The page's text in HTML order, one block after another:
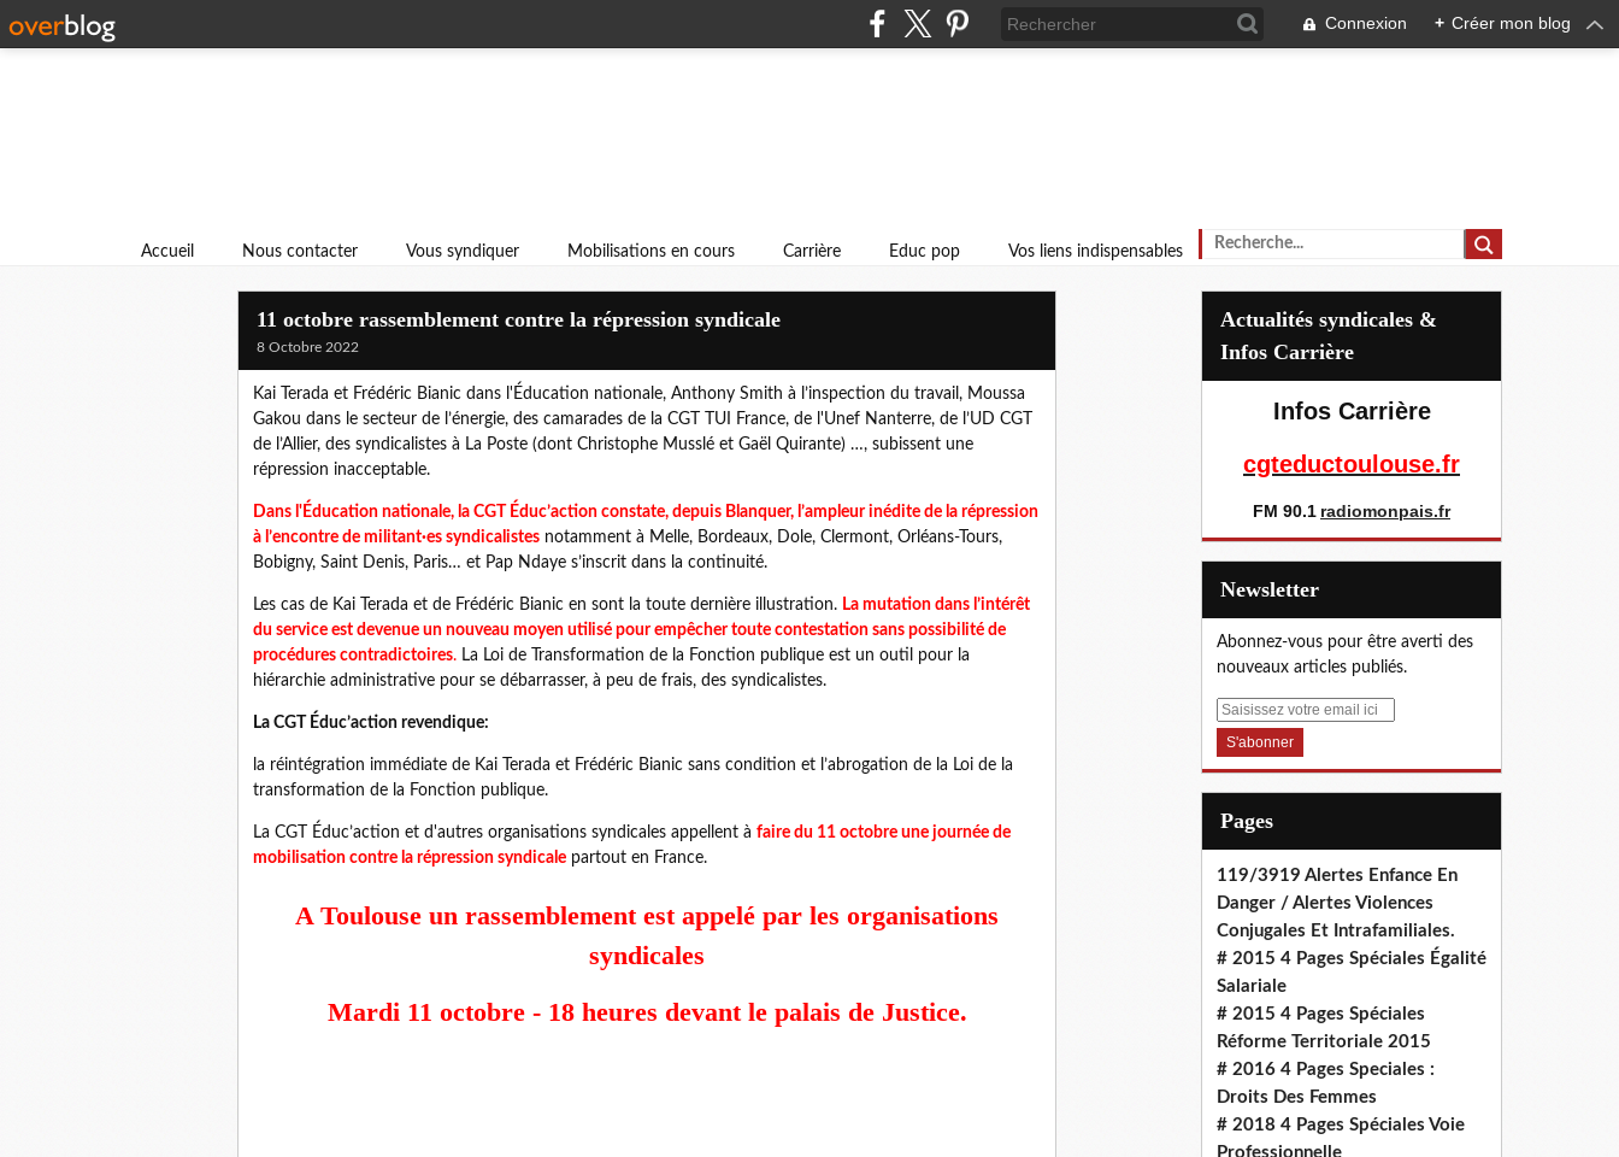
Connexion + Créer mon blog
Accueil Nous contacter Vous syndiquer Mobilisations en cours Carrière Educ pop Vos liens indispensables
11 octobre rassemblement contre la répression syndicale
8 Octobre 2022
Kai Terada et Frédéric Bianic dans l'Éducation nationale, Anthony Smith à l’inspection du travail, Moussa
Gakou dans le secteur de l’énergie, des camarades de la CGT TUI France, de l'Unef Nanterre, de l’UD CGT
de l’Allier, des syndicalistes à La Poste (dont Christophe Musslé et Gaël Quirante) …, subissent une
répression inacceptable.
Dans l'Éducation nationale, la CGT Éduc’action constate, depuis Blanquer, l’ampleur inédite de la répression
à l’encontre de militant·es syndicalistes notamment à Melle, Bordeaux, Dole, Clermont, Orléans-Tours,
Bobigny, Saint Denis, Paris… et Pap Ndaye s’inscrit dans la continuité.
Les cas de Kai Terada et de Frédéric Bianic en sont la toute dernière illustration. La mutation dans l’intérêt
du service est devenue un nouveau moyen utilisé pour empêcher toute contestation sans possibilité de
procédures contradictoires. La Loi de Transformation de la Fonction publique est un outil pour la
hiérarchie administrative pour se débarrasser, à peu de frais, des syndicalistes.
La CGT Éduc’action revendique:
la réintégration immédiate de Kai Terada et Frédéric Bianic sans condition et l’abrogation de la Loi de la
transformation de la Fonction publique.
La CGT Éduc’action et d'autres organisations syndicales appellent à faire du 11 octobre une journée de
mobilisation contre la répression syndicale partout en France.
A Toulouse un rassemblement est appelé par les organisations
syndicales
Mardi 11 octobre - 18 heures devant le palais de Justice.
Actualités syndicales &
Infos Carrière
Infos Carrière
cgteductoulouse.fr
FM 90.1 radiomonpais.fr
Newsletter
Abonnez-vous pour être averti des
nouveaux articles publiés.
E
a
Pages
119/3919 Alertes Enfance En
Danger / Alertes Violences
Conjugales Et Intrafamiliales.
# 2015 4 Pages Spéciales Égalité
Salariale
# 2015 4 Pages Spéciales
Réforme Territoriale 2015
# 2016 4 Pages Speciales :
Droits Des Femmes
# 2018 4 Pages Spéciales Voie
Professionnelle